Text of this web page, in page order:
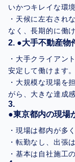
いかつキレイな環境
・天候に左右され
なく、長期的に働
●大手不動産物
・大手クライアン
安定して働けます。
・大規模な現場を
がら、大きな達成
●東京都内の現場
・現場は都内が多
・転勤なし、出張
・基本は自社施工